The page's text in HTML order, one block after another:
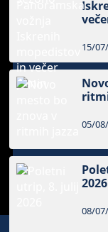
15/
05/
2026
08/